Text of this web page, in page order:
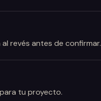
revés antes de confirmar.
tu proyecto.